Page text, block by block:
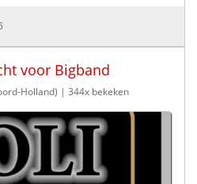
voor Bigband
Holland) | 344x bekeken